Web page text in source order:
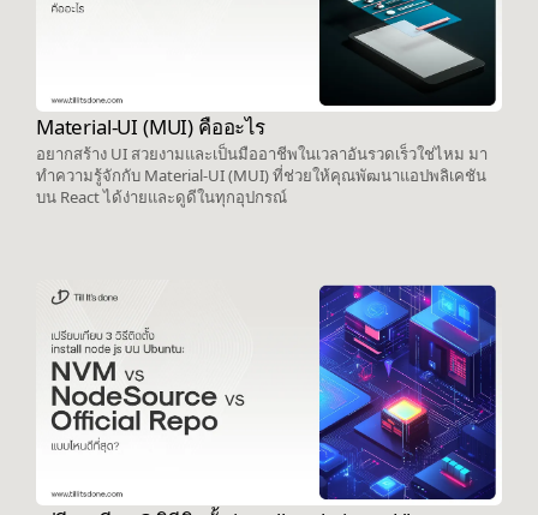
Material-UI (MUI) คืออะไร
อยากสร้าง UI สวยงามและเป็นมืออาชีพในเวลาอันรวดเร็วใช่ไหม มา
ทำความรู้จักกับ Material-UI (MUI) ที่ช่วยให้คุณพัฒนาแอปพลิเคชัน
บน React ได้ง่ายและดูดีในทุกอุปกรณ์